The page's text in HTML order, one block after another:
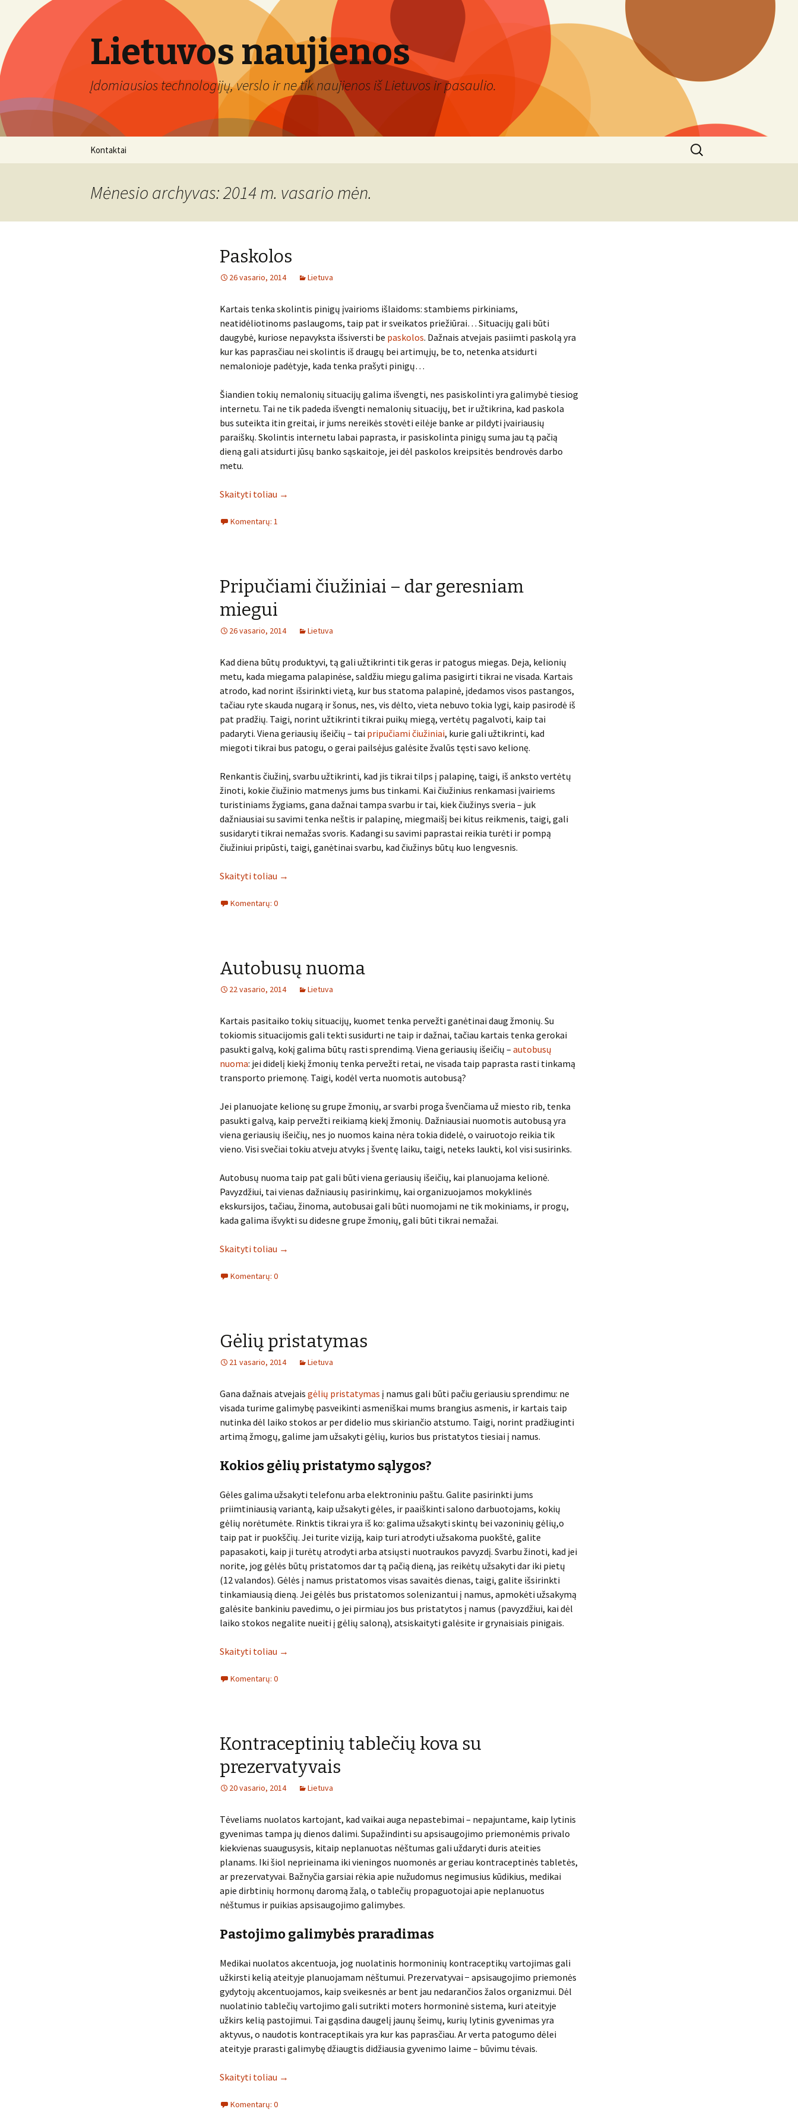
Lietuvos naujienos
Įdomiausios technologijų, verslo ir ne tik naujienos iš Lietuvos ir pasaulio.
Kontaktai
Ieškoti:
Mėnesio archyvas: 2014 m. vasario mėn.
Paskolos
26 vasario, 2014 Lietuva
Kartais tenka skolintis pinigų įvairioms išlaidoms: stambiems pirkiniams,
neatidėliotinoms paslaugoms, taip pat ir sveikatos priežiūrai… Situacijų gali būti
daugybė, kuriose nepavyksta išsiversti be paskolos. Dažnais atvejais pasiimti paskolą yra
kur kas paprasčiau nei skolintis iš draugų bei artimųjų, be to, netenka atsidurti
nemalonioje padėtyje, kada tenka prašyti pinigų…
Šiandien tokių nemalonių situacijų galima išvengti, nes pasiskolinti yra galimybė tiesiog
internetu. Tai ne tik padeda išvengti nemalonių situacijų, bet ir užtikrina, kad paskola
bus suteikta itin greitai, ir jums nereikės stovėti eilėje banke ar pildyti įvairiausių
paraiškų. Skolintis internetu labai paprasta, ir pasiskolinta pinigų suma jau tą pačią
dieną gali atsidurti jūsų banko sąskaitoje, jei dėl paskolos kreipsitės bendrovės darbo
metu.
Skaityti toliau →
Komentarų: 1
Pripučiami čiužiniai – dar geresniam
miegui
26 vasario, 2014 Lietuva
Kad diena būtų produktyvi, tą gali užtikrinti tik geras ir patogus miegas. Deja, kelionių
metu, kada miegama palapinėse, saldžiu miegu galima pasigirti tikrai ne visada. Kartais
atrodo, kad norint išsirinkti vietą, kur bus statoma palapinė, įdedamos visos pastangos,
tačiau ryte skauda nugarą ir šonus, nes, vis dėlto, vieta nebuvo tokia lygi, kaip pasirodė iš
pat pradžių. Taigi, norint užtikrinti tikrai puikų miegą, vertėtų pagalvoti, kaip tai
padaryti. Viena geriausių išeičių – tai pripučiami čiužiniai, kurie gali užtikrinti, kad
miegoti tikrai bus patogu, o gerai pailsėjus galėsite žvalūs tęsti savo kelionę.
Renkantis čiužinį, svarbu užtikrinti, kad jis tikrai tilps į palapinę, taigi, iš anksto vertėtų
žinoti, kokie čiužinio matmenys jums bus tinkami. Kai čiužinius renkamasi įvairiems
turistiniams žygiams, gana dažnai tampa svarbu ir tai, kiek čiužinys sveria – juk
dažniausiai su savimi tenka neštis ir palapinę, miegmaišį bei kitus reikmenis, taigi, gali
susidaryti tikrai nemažas svoris. Kadangi su savimi paprastai reikia turėti ir pompą
čiužiniui pripūsti, taigi, ganėtinai svarbu, kad čiužinys būtų kuo lengvesnis.
Skaityti toliau →
Komentarų: 0
Autobusų nuoma
22 vasario, 2014 Lietuva
Kartais pasitaiko tokių situacijų, kuomet tenka pervežti ganėtinai daug žmonių. Su
tokiomis situacijomis gali tekti susidurti ne taip ir dažnai, tačiau kartais tenka gerokai
pasukti galvą, kokį galima būtų rasti sprendimą. Viena geriausių išeičių – autobusų
nuoma: jei didelį kiekį žmonių tenka pervežti retai, ne visada taip paprasta rasti tinkamą
transporto priemonę. Taigi, kodėl verta nuomotis autobusą?
Jei planuojate kelionę su grupe žmonių, ar svarbi proga švenčiama už miesto rib, tenka
pasukti galvą, kaip pervežti reikiamą kiekį žmonių. Dažniausiai nuomotis autobusą yra
viena geriausių išeičių, nes jo nuomos kaina nėra tokia didelė, o vairuotojo reikia tik
vieno. Visi svečiai tokiu atveju atvyks į šventę laiku, taigi, neteks laukti, kol visi susirinks.
Autobusų nuoma taip pat gali būti viena geriausių išeičių, kai planuojama kelionė.
Pavyzdžiui, tai vienas dažniausių pasirinkimų, kai organizuojamos mokyklinės
ekskursijos, tačiau, žinoma, autobusai gali būti nuomojami ne tik mokiniams, ir progų,
kada galima išvykti su didesne grupe žmonių, gali būti tikrai nemažai.
Skaityti toliau →
Komentarų: 0
Gėlių pristatymas
21 vasario, 2014 Lietuva
Gana dažnais atvejais gėlių pristatymas į namus gali būti pačiu geriausiu sprendimu: ne
visada turime galimybę pasveikinti asmeniškai mums brangius asmenis, ir kartais taip
nutinka dėl laiko stokos ar per didelio mus skiriančio atstumo. Taigi, norint pradžiuginti
artimą žmogų, galime jam užsakyti gėlių, kurios bus pristatytos tiesiai į namus.
Kokios gėlių pristatymo sąlygos?
Gėles galima užsakyti telefonu arba elektroniniu paštu. Galite pasirinkti jums
priimtiniausią variantą, kaip užsakyti gėles, ir paaiškinti salono darbuotojams, kokių
gėlių norėtumėte. Rinktis tikrai yra iš ko: galima užsakyti skintų bei vazoninių gėlių,o
taip pat ir puokščių. Jei turite viziją, kaip turi atrodyti užsakoma puokštė, galite
papasakoti, kaip ji turėtų atrodyti arba atsiųsti nuotraukos pavyzdį. Svarbu žinoti, kad jei
norite, jog gėlės būtų pristatomos dar tą pačią dieną, jas reikėtų užsakyti dar iki pietų
(12 valandos). Gėlės į namus pristatomos visas savaitės dienas, taigi, galite išsirinkti
tinkamiausią dieną. Jei gėlės bus pristatomos solenizantui į namus, apmokėti užsakymą
galėsite bankiniu pavedimu, o jei pirmiau jos bus pristatytos į namus (pavyzdžiui, kai dėl
laiko stokos negalite nueiti į gėlių saloną), atsiskaityti galėsite ir grynaisiais pinigais.
Skaityti toliau →
Komentarų: 0
Kontraceptinių tablečių kova su
prezervatyvais
20 vasario, 2014 Lietuva
Tėveliams nuolatos kartojant, kad vaikai auga nepastebimai – nepajuntame, kaip lytinis
gyvenimas tampa jų dienos dalimi. Supažindinti su apsisaugojimo priemonėmis privalo
kiekvienas suaugusysis, kitaip neplanuotas nėštumas gali uždaryti duris ateities
planams. Iki šiol neprieinama iki vieningos nuomonės ar geriau kontraceptinės tabletės,
ar prezervatyvai. Bažnyčia garsiai rėkia apie nužudomus negimusius kūdikius, medikai
apie dirbtinių hormonų daromą žalą, o tablečių propaguotojai apie neplanuotus
nėštumus ir puikias apsisaugojimo galimybes.
Pastojimo galimybės praradimas
Medikai nuolatos akcentuoja, jog nuolatinis hormoninių kontraceptikų vartojimas gali
užkirsti kelią ateityje planuojamam nėštumui. Prezervatyvai − apsisaugojimo priemonės
gydytojų akcentuojamos, kaip sveikesnės ar bent jau nedarančios žalos organizmui. Dėl
nuolatinio tablečių vartojimo gali sutrikti moters hormoninė sistema, kuri ateityje
užkirs kelią pastojimui. Tai gąsdina daugelį jaunų šeimų, kurių lytinis gyvenimas yra
aktyvus, o naudotis kontraceptikais yra kur kas paprasčiau. Ar verta patogumo dėlei
ateityje prarasti galimybę džiaugtis didžiausia gyvenimo laime – būvimu tėvais.
Skaityti toliau →
Komentarų: 0